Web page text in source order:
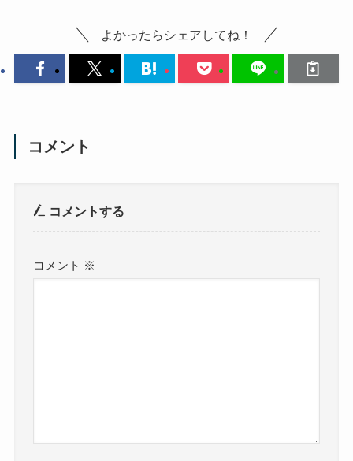
よかったらシェアしてね！
コメント
コメントする
コメント ※